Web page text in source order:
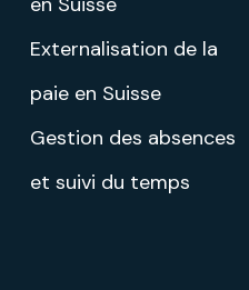
Externalisation de la
paie en Suisse
Gestion des absences
et suivi du temps